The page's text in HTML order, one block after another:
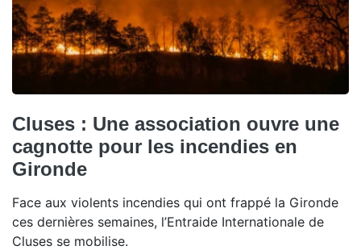
Cluses : Une association ouvre une
cagnotte pour les incendies en
Gironde
Face aux violents incendies qui ont frappé la Gironde
ces dernières semaines, l’Entraide Internationale de
Cluses se mobilise.